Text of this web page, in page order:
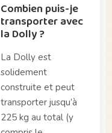
Combien puis-je
transporter avec
la Dolly ?
La Dolly est
solidement
construite et peut
transporter jusqu’à
225 kg au total (y